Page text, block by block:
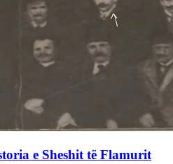
e Sheshit të Flamurit